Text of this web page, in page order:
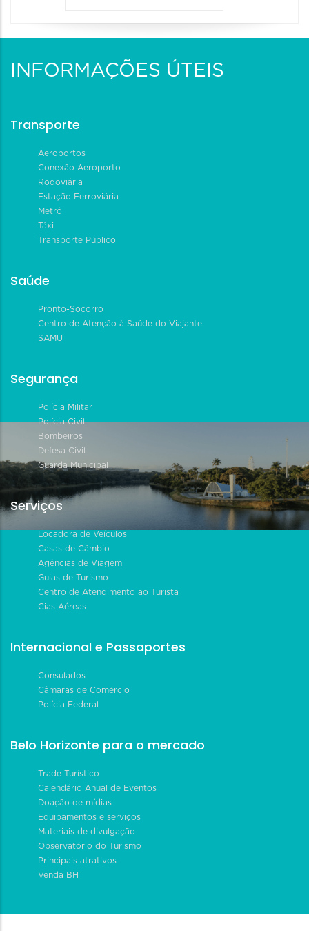
INFORMAÇÕES ÚTEIS
Transporte
Aeroportos
Conexão Aeroporto
Rodoviária
Estação Ferroviária
Metrô
Táxi
Transporte Público
Saúde
Pronto-Socorro
Centro de Atenção à Saúde do Viajante
SAMU
Segurança
Polícia Militar
Polícia Civil
Bombeiros
Defesa Civil
Guarda Municipal
Serviços
Locadora de Veículos
Casas de Câmbio
Agências de Viagem
Guias de Turismo
Centro de Atendimento ao Turista
Cias Aéreas
Internacional e Passaportes
Consulados
Câmaras de Comércio
Polícia Federal
Belo Horizonte para o mercado
Trade Turístico
Calendário Anual de Eventos
Doação de mídias
Equipamentos e serviços
Materiais de divulgação
Observatório do Turismo
Principais atrativos
Venda BH